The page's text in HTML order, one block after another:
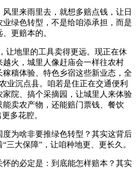
来雨里去，就想多赔点钱，让日
绿色转型，不是给咱添承担，而是
更赔本的。
地里的工具卖得更远。现正在休
火，城里人像赶庙会一样往农村
穑体验、特色乡宿这些新业态，全
业沉点县。咱若是住正在交通便利
院、搞个采摘园，让城里人来体验
卖农产物，还能赔门票钱、餐饮
多花腔。
为啥非要推绿色转型？其实这背后
三大保障”，让咱种地更、更长久。
的必定是：到底能怎样赔本？其实